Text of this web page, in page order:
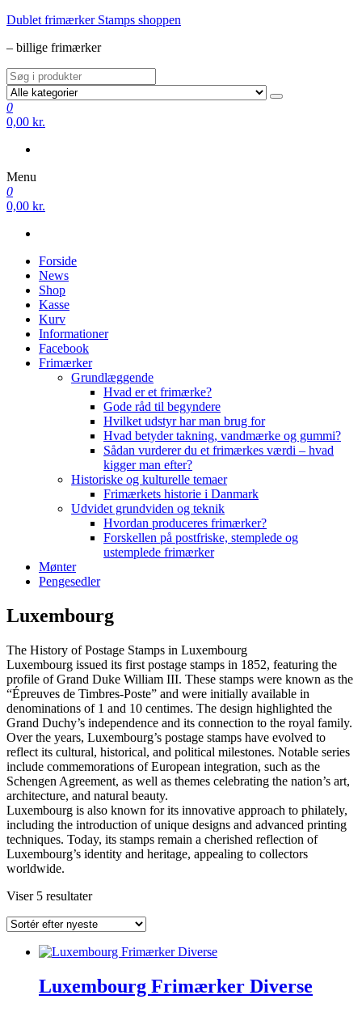
Videre
indhold
Dublet frimærker Stamps shoppen
– billige frimærker
0
0,00 kr.
Menu
0
0,00 kr.
Forside
News
Shop
Kasse
Kurv
Informationer
Facebook
Frimærker
Grundlæggende
Hvad er et frimærke?
Gode råd til begyndere
Hvilket udstyr har man brug for
Hvad betyder takning, vandmærke og gummi?
Sådan vurderer du et frimærkes værdi – hvad
kigger man efter?
Historiske og kulturelle temaer
Frimærkets historie i Danmark
Udvidet grundviden og teknik
Hvordan produceres frimærker?
Forskellen på postfriske, stemplede og
ustemplede frimærker
Mønter
Pengesedler
Luxembourg
The History of Postage Stamps in Luxembourg
Luxembourg issued its first postage stamps in 1852, featuring the
profile of Grand Duke William III. These stamps were known as the
“Épreuves de Timbres-Poste” and were initially available in
denominations of 1 and 10 centimes. The design highlighted the
Grand Duchy’s independence and its connection to the royal family.
Over the years, Luxembourg’s postage stamps have evolved to
reflect its cultural, historical, and political milestones. Notable series
include commemorations of European integration, such as the
Schengen Agreement, as well as themes celebrating the nation’s art,
architecture, and natural beauty.
Luxembourg is also known for its innovative approach to philately,
including the introduction of unique designs and advanced printing
techniques. Today, its stamps remain a cherished reflection of
Luxembourg’s identity and heritage, appealing to collectors
worldwide.
Viser 5 resultaterSorteret
seneste
Luxembourg Frimærker Diverse